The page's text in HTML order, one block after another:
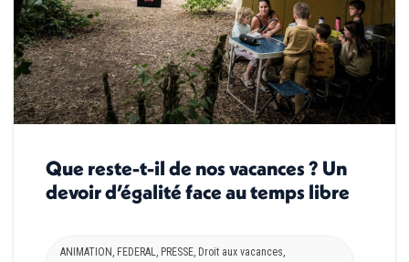
Que reste-t-il de nos vacances ? Un
devoir d’égalité face au temps libre
ANIMATION , FEDERAL, PRESSE, Droit aux vacances,